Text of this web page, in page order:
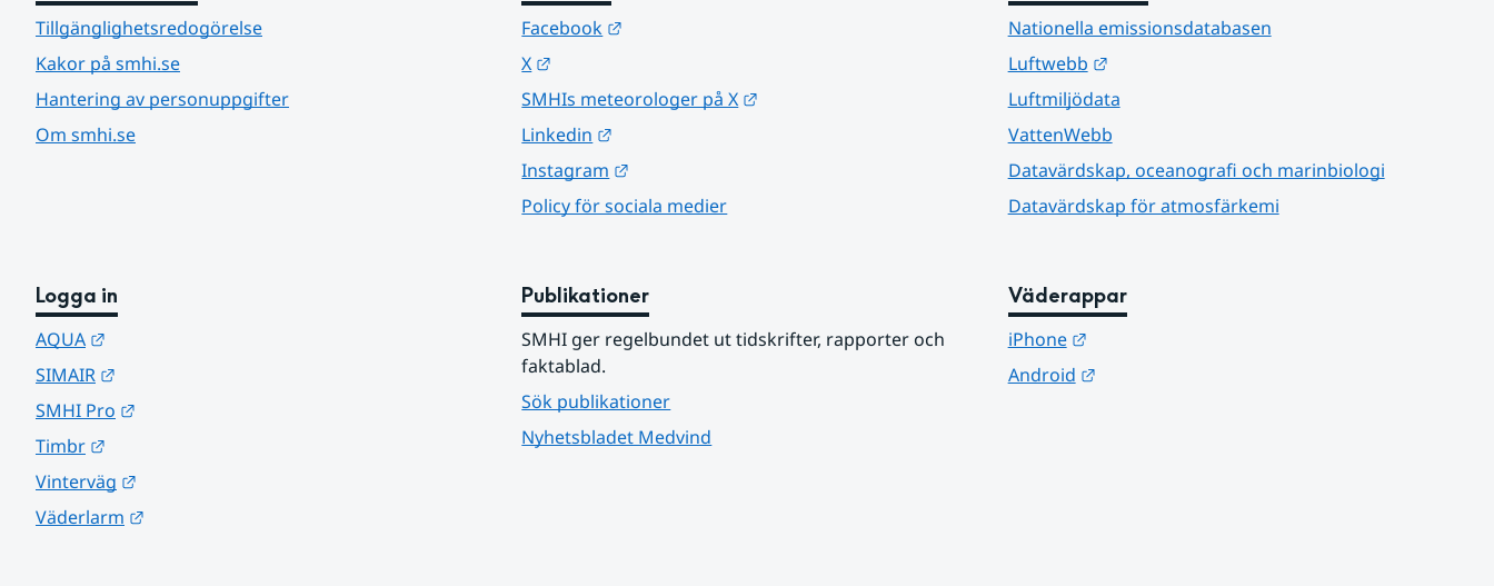
Tillgänglighetsredogörelse
Kakor på smhi.se
Hantering av personuppgifter
Om smhi.se
Facebook
X
SMHIs meteorologer på X
Linkedin
Instagram
Policy för sociala medier
Nationella emissionsdatabasen
Luftwebb
Länk till annan webbplats.
Luftmiljödata
VattenWebb
Datavärdskap, oceanografi och marinbiologi
Datavärdskap för atmosfärkemi
Logga in
AQUA
SIMAIR
SMHI Pro
Timbr
Vinterväg
Väderlarm
Publikationer
SMHI ger regelbundet ut tidskrifter, rapporter och
faktablad.
Sök publikationer
Nyhetsbladet Medvind
Väderappar
iPhone
Länk till annan webbplats.
Android
Länk till annan webbplats.